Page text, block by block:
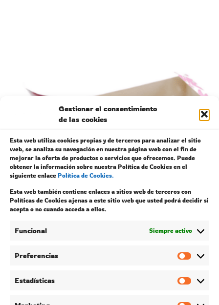
Gestionar el consentimiento
de las cookies
Esta web utiliza cookies propias y de terceros para analizar el sitio
web, se analiza su navegación en nuestra página web con el fin de
mejorar la oferta de productos o servicios que ofrecemos. Puede
obtener la información sobre nuestra Política de Cookies en el
siguiente enlace Política de Cookies.
Esta web también contiene enlaces a sitios web de terceros con
Políticas de Cookies ajenas a este sitio web que usted podrá decidir si
acepta o no cuando acceda a ellos.
Funcional Siempre activo
Preferencias
Estadísticas